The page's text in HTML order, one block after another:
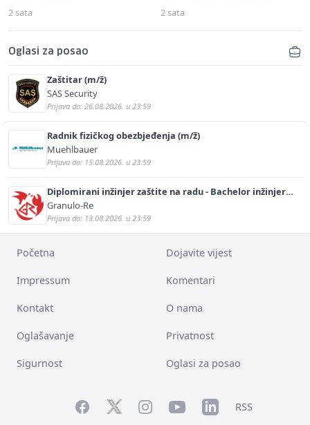
2 sata 2 sata
Oglasi za posao
Zaštitar (m/ž)
SAS Security
Prijava do: 26.08.2026. u 23:59
Radnik fizičkog obezbjeđenja (m/ž)
Muehlbauer
Prijava do: 15.08.2026. u 23:59
Diplomirani inžinjer zaštite na radu - Bachelor inžinjer
sigurnosti i pomoći (m/ž)
Granulo-Re
Prijava do: 13.08.2026. u 23:59
Početna Dojavite vijest
Impressum Komentari
Kontakt O nama
Oglašavanje Privatnost
Sigurnost Oglasi za posao
FacebookTwitterInstagramYouTubeLinkedInRSS